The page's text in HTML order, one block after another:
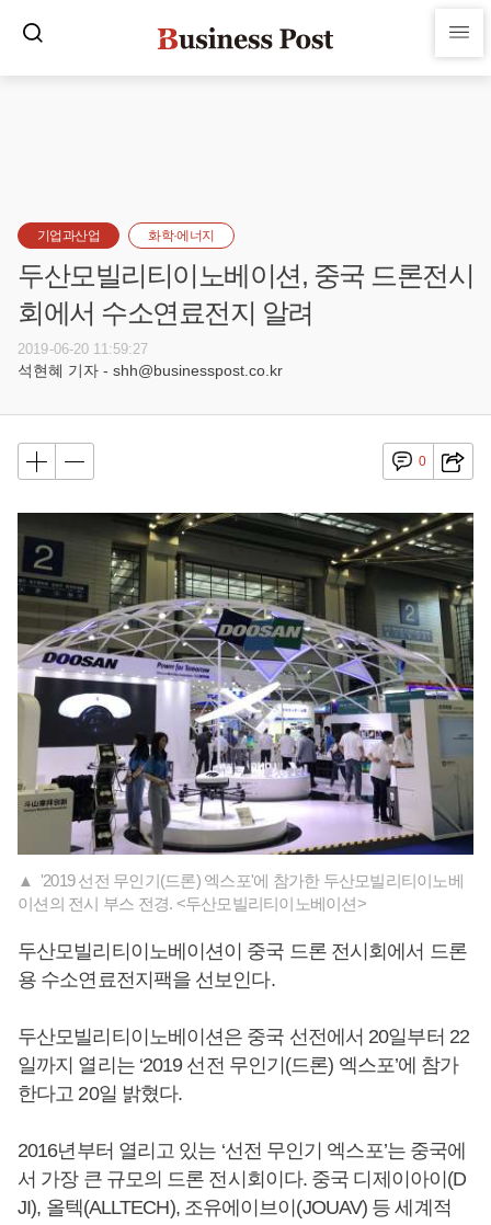
기업과산업 화학·에너지
두산모빌리티이노베이션, 중국 드론전시
회에서 수소연료전지 알려
2019-06-20 11:59:27
석현혜 기자 - shh@businesspost.co.kr
0
▲ '2019 선전 무인기(드론) 엑스포'에 참가한 두산모빌리티이노베
이션의 전시 부스 전경. <두산모빌리티이노베이션>
두산모빌리티이노베이션이 중국 드론 전시회에서 드론
용 수소연료전지팩을 선보인다.
두산모빌리티이노베이션은 중국 선전에서 20일부터 22
일까지 열리는 ‘2019 선전 무인기(드론) 엑스포’에 참가
한다고 20일 밝혔다.
2016년부터 열리고 있는 ‘선전 무인기 엑스포’는 중국에
서 가장 큰 규모의 드론 전시회이다. 중국 디제이아이(D
JI), 올텍(ALLTECH), 조유에이브이(JOUAV) 등 세계적